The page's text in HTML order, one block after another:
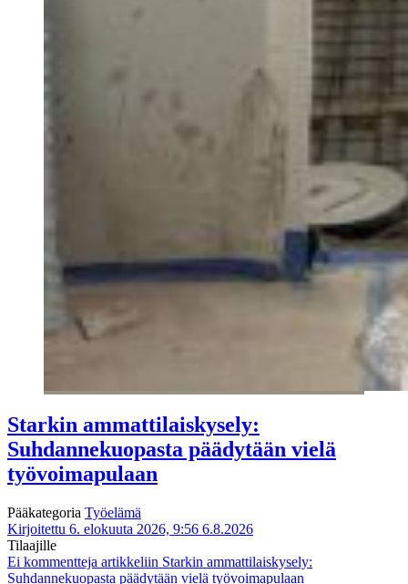
Starkin ammattilaiskysely:
Suhdannekuopasta päädytään vielä
työvoimapulaan
Pääkategoria Työelämä
Kirjoitettu 6. elokuuta 2026, 9:56 6.8.2026
Tilaajille
Ei kommentteja artikkeliin Starkin ammattilaiskysely:
Suhdannekuopasta päädytään vielä työvoimapulaan